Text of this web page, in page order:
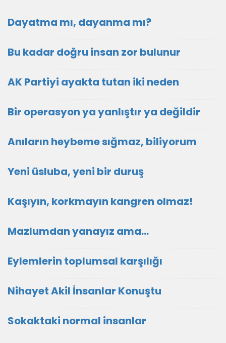
Dayatma mı, dayanma mı?
Bu kadar doğru insan zor bulunur
AK Partiyi ayakta tutan iki neden
Bir operasyon ya yanlıştır ya değildir
Anıların heybeme sığmaz, biliyorum
Yeni üsluba, yeni bir duruş
Kaşıyın, korkmayın kangren olmaz!
Mazlumdan yanayız ama…
Eylemlerin toplumsal karşılığı
Nihayet Akil İnsanlar Konuştu
Sokaktaki normal insanlar